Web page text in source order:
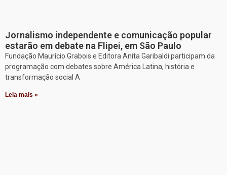
Jornalismo independente e comunicação popular
estarão em debate na Flipei, em São Paulo
Fundação Maurício Grabois e Editora Anita Garibaldi participam da
programação com debates sobre América Latina, história e
transformação social A
Leia mais »